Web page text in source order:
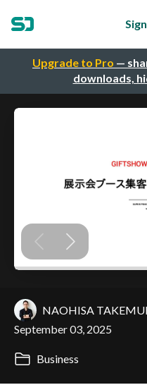
Upgrade to Pro —
downloads,
NAOHISA
September 03, 2025
Business